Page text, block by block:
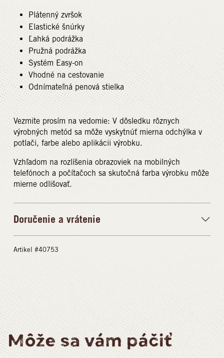
Plátenný zvršok
Elastické šnúrky
Ľahká podrážka
Pružná podrážka
Systém Easy-on
Vhodné na cestovanie
Odnímateľná penová stielka
Vezmite prosím na vedomie: V dôsledku rôznych
výrobných metód sa môže vyskytnúť mierna odchýlka v
potlači, farbe alebo aplikácii výrobku.
Vzhľadom na rozlíšenia obrazoviek na mobilných
telefónoch a počítačoch sa skutočná farba výrobku môže
mierne odlišovať.
Doručenie a vrátenie
Artikel #40753
Môže sa vám páčiť